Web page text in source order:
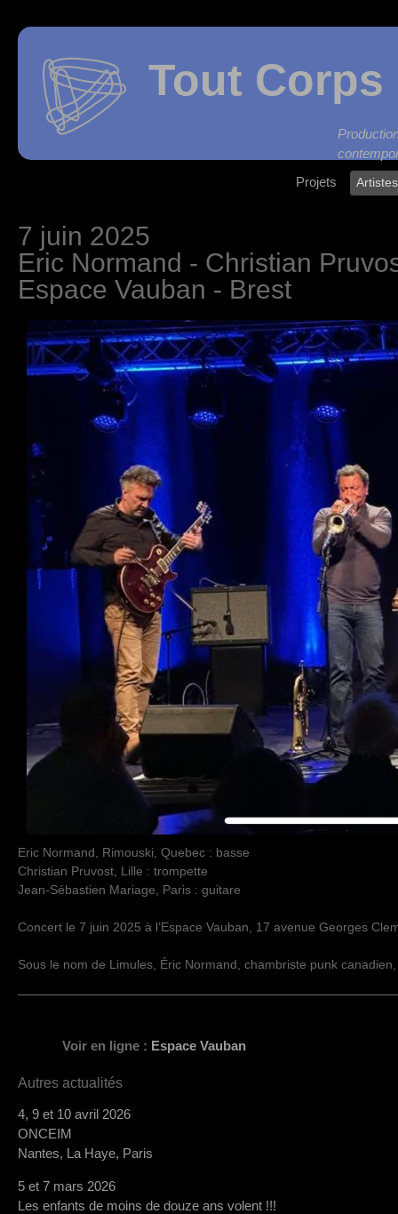
Tout Corps
Projets
Artistes
7 juin 2025
Eric Normand - Christian
Espace Vauban - Brest
Eric Normand, Rimouski, Quebec : basse
Christian Pruvost, Lille : trompette
Jean-Sébastien Mariage, Paris : guitare
Concert le 7 juin 2025 à l’Espace Vauban, 17 avenue Georges
Sous le nom de Limules, Éric Normand, chambriste punk
Voir en ligne : Espace Vauban
Autres actualités
4, 9 et 10 avril 2026
ONCEIM
Nantes, La Haye, Paris
5 et 7 mars 2026
Les enfants de moins de douze ans volent !!!